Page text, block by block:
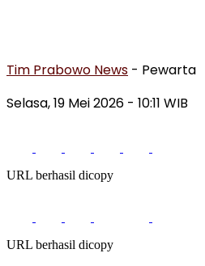
Tim Prabowo News - Pewarta
Selasa, 19 Mei 2026 - 10:11 WIB
URL berhasil dicopy
URL berhasil dicopy